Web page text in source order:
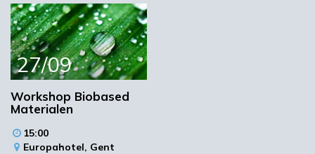
27/09
Workshop Biobased
Materialen
15:00
Europahotel, Gent